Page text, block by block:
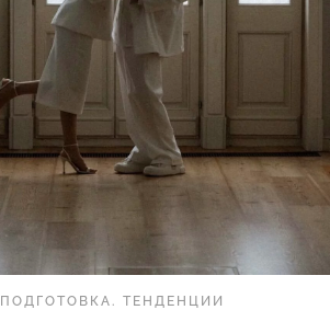
ПОДГОТОВКА. ТЕНДЕНЦИИ